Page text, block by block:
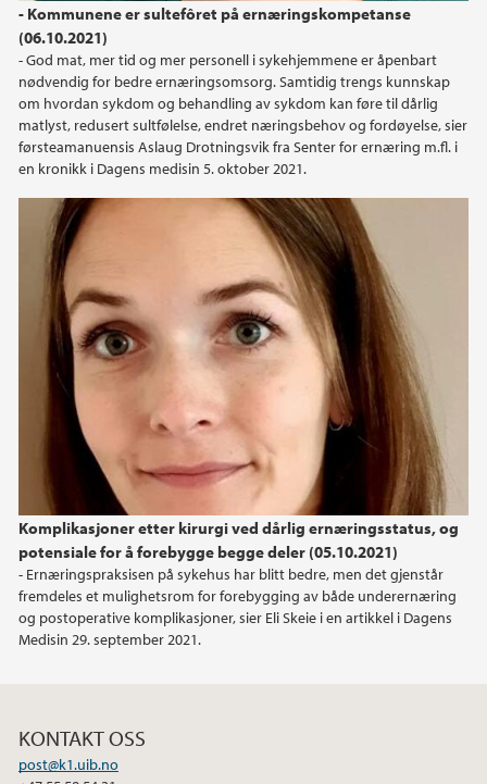
- Kommunene er sultefôret på ernæringskompetanse
(06.10.2021)
- God mat, mer tid og mer personell i sykehjemmene er åpenbart
nødvendig for bedre ernæringsomsorg. Samtidig trengs kunnskap
om hvordan sykdom og behandling av sykdom kan føre til dårlig
matlyst, redusert sultfølelse, endret næringsbehov og fordøyelse, sier
førsteamanuensis Aslaug Drotningsvik fra Senter for ernæring m.fl. i
en kronikk i Dagens medisin 5. oktober 2021.
Komplikasjoner etter kirurgi ved dårlig ernæringsstatus, og
potensiale for å forebygge begge deler (05.10.2021)
- Ernæringspraksisen på sykehus har blitt bedre, men det gjenstår
fremdeles et mulighetsrom for forebygging av både underernæring
og postoperative komplikasjoner, sier Eli Skeie i en artikkel i Dagens
Medisin 29. september 2021.
2020
2019
2018
2017
KONTAKT OSS
post@k1.uib.no